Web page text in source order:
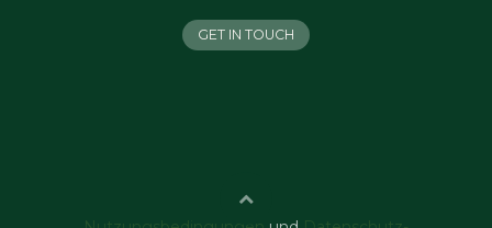
GET IN TOUCH